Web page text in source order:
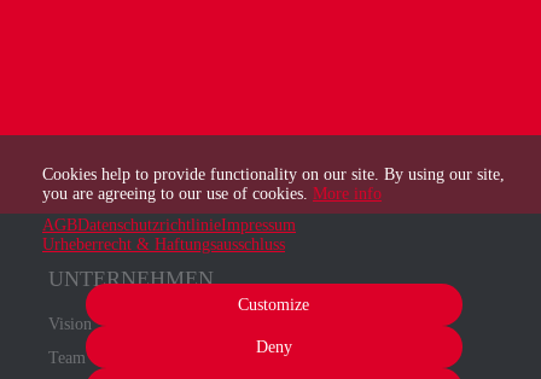
UNTERNEHMEN
Vision
Team
Cookies help to provide functionality on our site. By using our site,
you are agreeing to our use of cookies. More info
AGBDatenschutzrichtlinieImpressum
Urheberrecht & Haftungsausschluss
Customize
Deny